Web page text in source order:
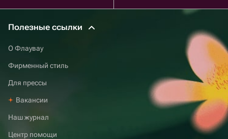
Полезные ссылки
О Флаувау
Фирменный стиль
Для прессы
Вакансии
Наш журнал
Центр помощи